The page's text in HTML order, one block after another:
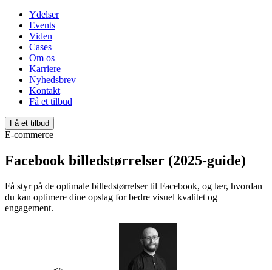
Ydelser
Events
Viden
Cases
Om os
Karriere
Nyhedsbrev
Kontakt
Få et tilbud
Få et tilbud
E-commerce
Facebook billedstørrelser (2025-guide)
Få styr på de optimale billedstørrelser til Facebook, og lær, hvordan
du kan optimere dine opslag for bedre visuel kvalitet og
engagement.